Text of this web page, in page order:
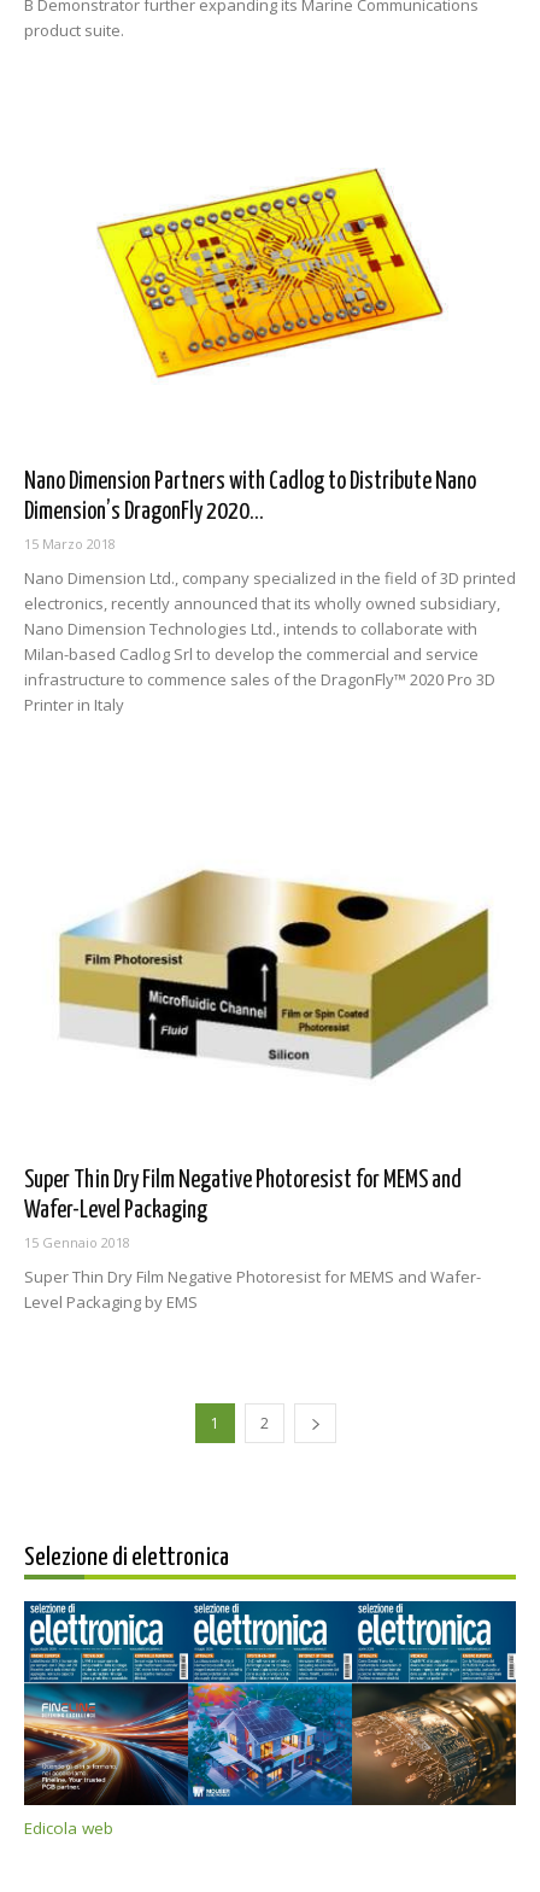
B Demonstrator further expanding its Marine Communications
product suite.
Nano Dimension Partners with Cadlog to Distribute Nano
Dimension’s DragonFly 2020...
15 Marzo 2018
Nano Dimension Ltd., company specialized in the field of 3D printed
electronics, recently announced that its wholly owned subsidiary,
Nano Dimension Technologies Ltd., intends to collaborate with
Milan-based Cadlog Srl to develop the commercial and service
infrastructure to commence sales of the DragonFly™ 2020 Pro 3D
Printer in Italy
Super Thin Dry Film Negative Photoresist for MEMS and
Wafer-Level Packaging
15 Gennaio 2018
Super Thin Dry Film Negative Photoresist for MEMS and Wafer-
Level Packaging by EMS
1 2
Selezione di elettronica
Edicola web